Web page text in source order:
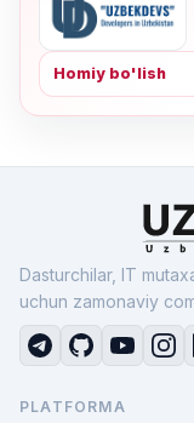
Homiy bo'lish
Dasturchilar, IT
uchun zamonaviy
PLATFORMA